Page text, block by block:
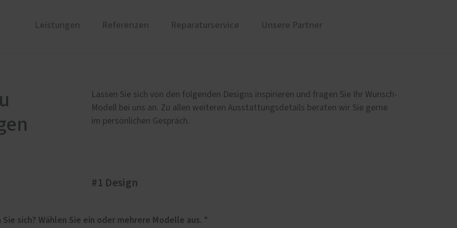
Leistungen
Holz-Aluminium
und Denkmal
Balkontüren
Hebe-Schiebe-Türen
Parallel-Schiebe-Kipp-Türen
Markisen für Neuss und Region
Rollladen von ROMA
sorglos-Paket
Weitere Leistungen
Einbruchhemmende
Referenzen Reparaturservice Unsere Partner
Lassen Sie sich von den folgenden Designs inspirieren und fragen Sie Ihr Wunsch-
Modell bei uns an. Zu allen weiteren Ausstattungsdetails beraten wir Sie gerne
im persönlichen Gespräch.
#1 Design
Für welches Haustüren-Design interessieren Sie sich? Wählen Sie ein oder mehrere Modelle aus. *